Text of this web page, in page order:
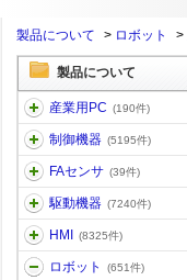
製品について > ロボット >
製品について
産業用PC (190件)
制御機器 (5195件)
FAセンサ (39件)
駆動機器 (7240件)
HMI (8325件)
ロボット (651件)